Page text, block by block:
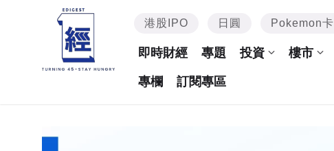
港股IPO 日圓 Pokemon卡
即時財經 專題 投資 樓市
專欄 訂閱專區